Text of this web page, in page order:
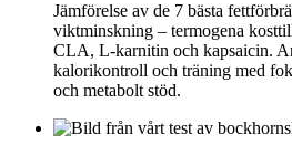
Jämförelse av de 7 bästa
viktminskning – termogena
CLA, L‑karnitin och kapsaicin.
kalorikontroll och träning med
och metabolt stöd.